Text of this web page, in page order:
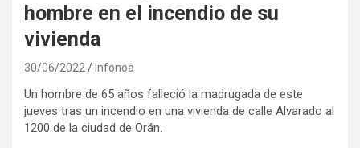
hombre en el incendio de su
vivienda
30/06/2022 Infonoa
Un hombre de 65 años falleció la madrugada de este
jueves tras un incendio en una vivienda de calle Alvarado al
1200 de la ciudad de Orán.